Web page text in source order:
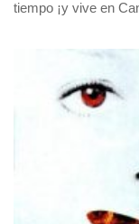
tiempo ¡y vive en